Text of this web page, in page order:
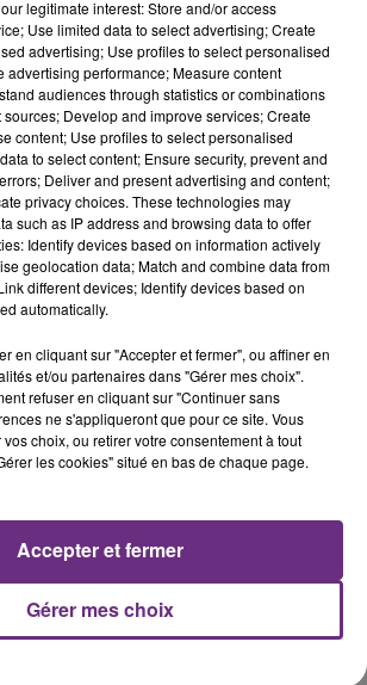
Travail en profite pour rappeler
GUETTA
23h28
23h28
ONEREPUBLIC
Counting Stars
23h21
23h21
legitimate interest: Store and/or access
Use limited data to select advertising; Create
advertising; Use profiles to select personalised
advertising performance; Measure content
audiences through statistics or combinations
sources; Develop and improve services; Create
content; Use profiles to select personalised
to select content; Ensure security, prevent and
Deliver and present advertising and content;
privacy choices. These technologies may
such as IP address and browsing data to offer
Identify devices based on information actively
geolocation data; Match and combine data from
different devices; Identify devices based on
automatically.
en cliquant sur "Accepter et fermer", ou affiner en
et/ou partenaires dans "Gérer mes choix".
refuser en cliquant sur "Continuer sans
ne s'appliqueront que pour ce site. Vous
choix, ou retirer votre consentement à tout
les cookies" situé en bas de chaque page.
Gérer mes choix
Accepter et fermer